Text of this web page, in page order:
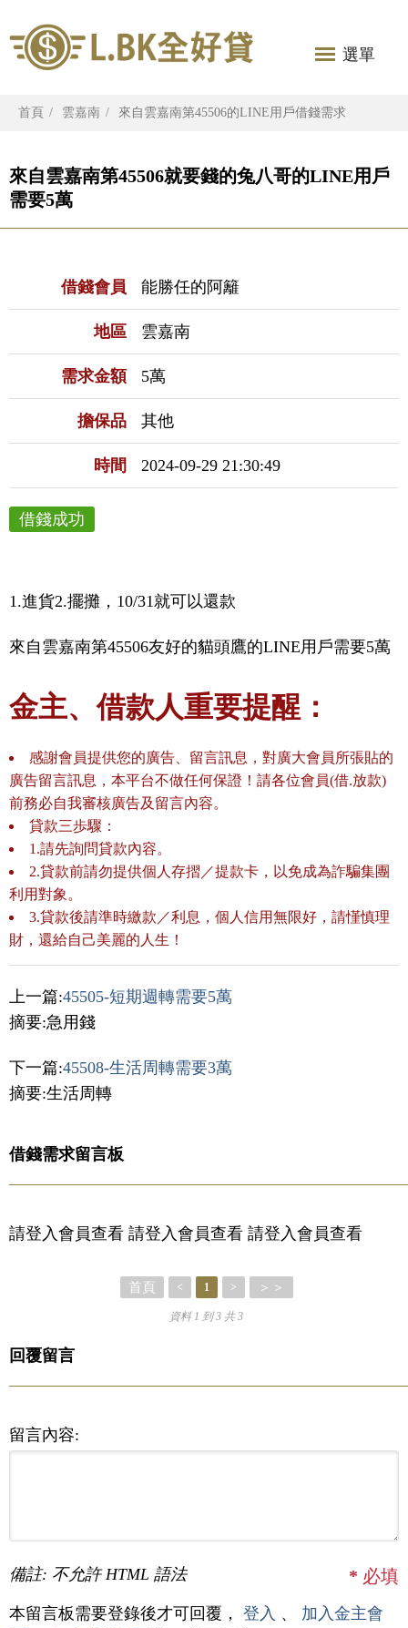
選單
首頁 雲嘉南 來自雲嘉南第45506的LINE用戶借錢需求
來自雲嘉南第45506就要錢的兔八哥的LINE用戶
需要5萬
借錢會員 能勝任的阿籬
地區 雲嘉南
需求金額 5萬
擔保品 其他
時間 2024-09-29 21:30:49
借錢成功
1.進貨2.擺攤，10/31就可以還款
來自雲嘉南第45506友好的貓頭鷹的LINE用戶需要5萬
金主、借款人重要提醒：
感謝會員提供您的廣告、留言訊息，對廣大會員所張貼的
廣告留言訊息，本平台不做任何保證！請各位會員(借.放款)
前務必自我審核廣告及留言內容。
貸款三歩驟：
1.請先詢問貸款內容。
2.貸款前請勿提供個人存摺／提款卡，以免成為詐騙集團
利用對象。
3.貸款後請準時繳款／利息，個人信用無限好，請慬慎理
財，還給自己美麗的人生！
上一篇:45505-短期週轉需要5萬
摘要:急用錢
下一篇:45508-生活周轉需要3萬
摘要:生活周轉
借錢需求留言板
請登入會員查看 請登入會員查看 請登入會員查看
首頁 < 1 > ＞＞
資料 1 到 3 共 3
回覆留言
留言內容:
備註: 不允許 HTML 語法 * 必填
本留言板需要登錄後才可回覆， 登入 、 加入金主會